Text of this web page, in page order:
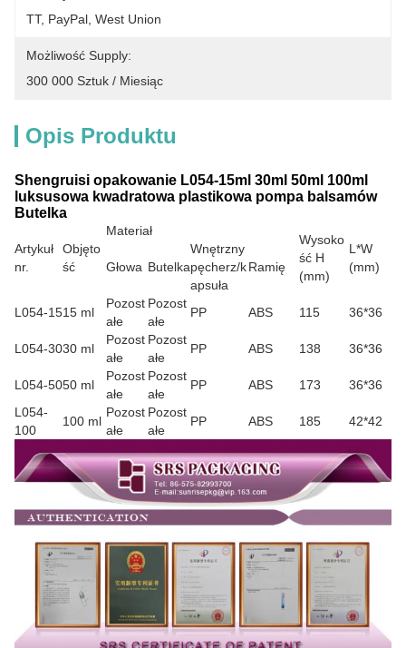
TT, PayPal, West Union
Możliwość Supply:
300 000 Sztuk / Miesiąc
Opis Produktu
Shengruisi opakowanie L054-15ml 30ml 50ml 100ml
luksusowa kwadratowa plastikowa pompa balsamów
Butelka
Artykuł
nr.
Objęto
ść
Materiał
Wysoko
ść H
(mm)
L*W
(mm)
Głowa Butelka
Wnętrzny
pęcherz/k
apsuła
Ramię
L054-1515 ml
Pozost
ałe
Pozost
ałe
PP ABS 115 36*36
L054-3030 ml
Pozost
ałe
Pozost
ałe
PP ABS 138 36*36
L054-5050 ml
Pozost
ałe
Pozost
ałe
PP ABS 173
36*36
L054-
100
100 ml
Pozost
ałe
Pozost
ałe
PP ABS 185 42*42